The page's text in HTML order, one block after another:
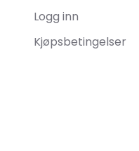
Logg inn
Kjøpsbetingelser